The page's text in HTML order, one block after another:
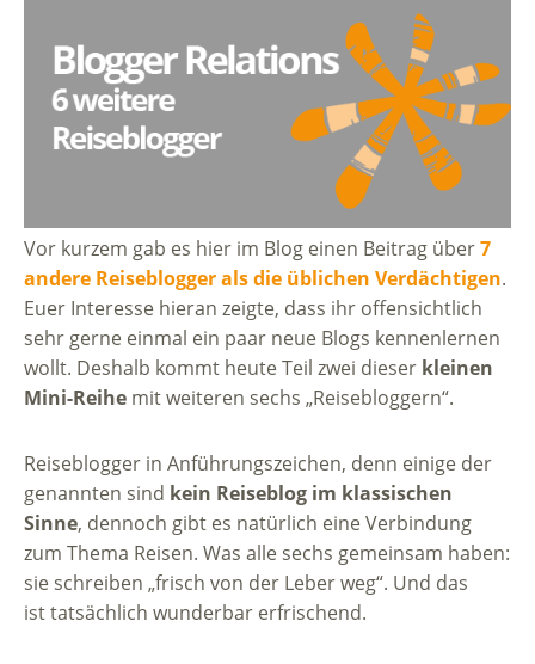
Vor kurzem gab es hier im Blog einen Beitrag über7
andere Reiseblogger als die üblichen Verdächtigen.
Euer Interesse hieran zeigte, dass ihr offensichtlich
sehr gerne einmal ein paar neue Blogs kennenlernen
wollt. Deshalb kommt heute Teil zwei dieser kleinen
Mini-Reihe mit weiteren sechs „Reisebloggern“.
Reiseblogger in Anführungszeichen, denn einige der
genannten sind kein Reiseblog im klassischen
Sinne, dennoch gibt es natürlich eine Verbindung
zum Thema Reisen. Was alle sechs gemeinsam haben:
sie schreiben „frisch von der Leber weg“. Und das
ist tatsächlich wunderbar erfrischend.